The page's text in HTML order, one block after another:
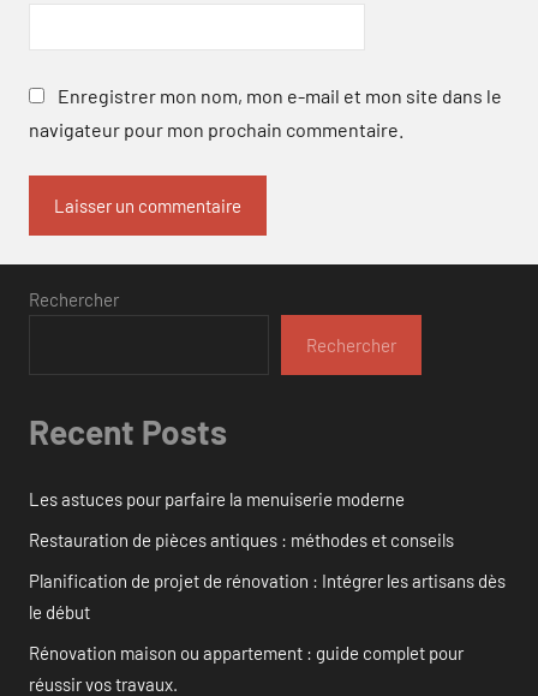
Enregistrer mon nom, mon e-mail et mon site dans le
navigateur pour mon prochain commentaire.
Rechercher
Rechercher
Recent Posts
Les astuces pour parfaire la menuiserie moderne
Restauration de pièces antiques : méthodes et conseils
Planification de projet de rénovation : Intégrer les artisans dès
le début
Rénovation maison ou appartement : guide complet pour
réussir vos travaux.